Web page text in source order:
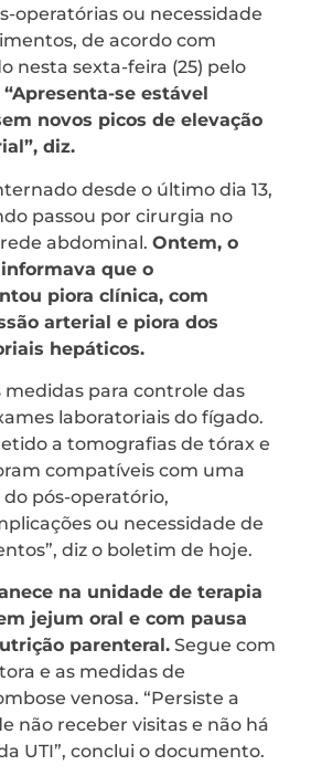
operatórias ou necessidade
de acordo com
nesta sexta-feira (25) pelo
“Apresenta-se estável
novos picos de elevação
diz.
desde o último dia 13,
passou por cirurgia no
abdominal. Ontem, o
que o
piora clínica, com
arterial e piora dos
hepáticos.
medidas para controle das
laboratoriais do fígado.
a tomografias de tórax e
compatíveis com uma
pós-operatório,
ou necessidade de
diz o boletim de hoje.
na unidade de terapia
jejum oral e com pausa
parenteral. Segue com
e as medidas de
venosa. “Persiste a
não receber visitas e não há
UTI”, conclui o documento.